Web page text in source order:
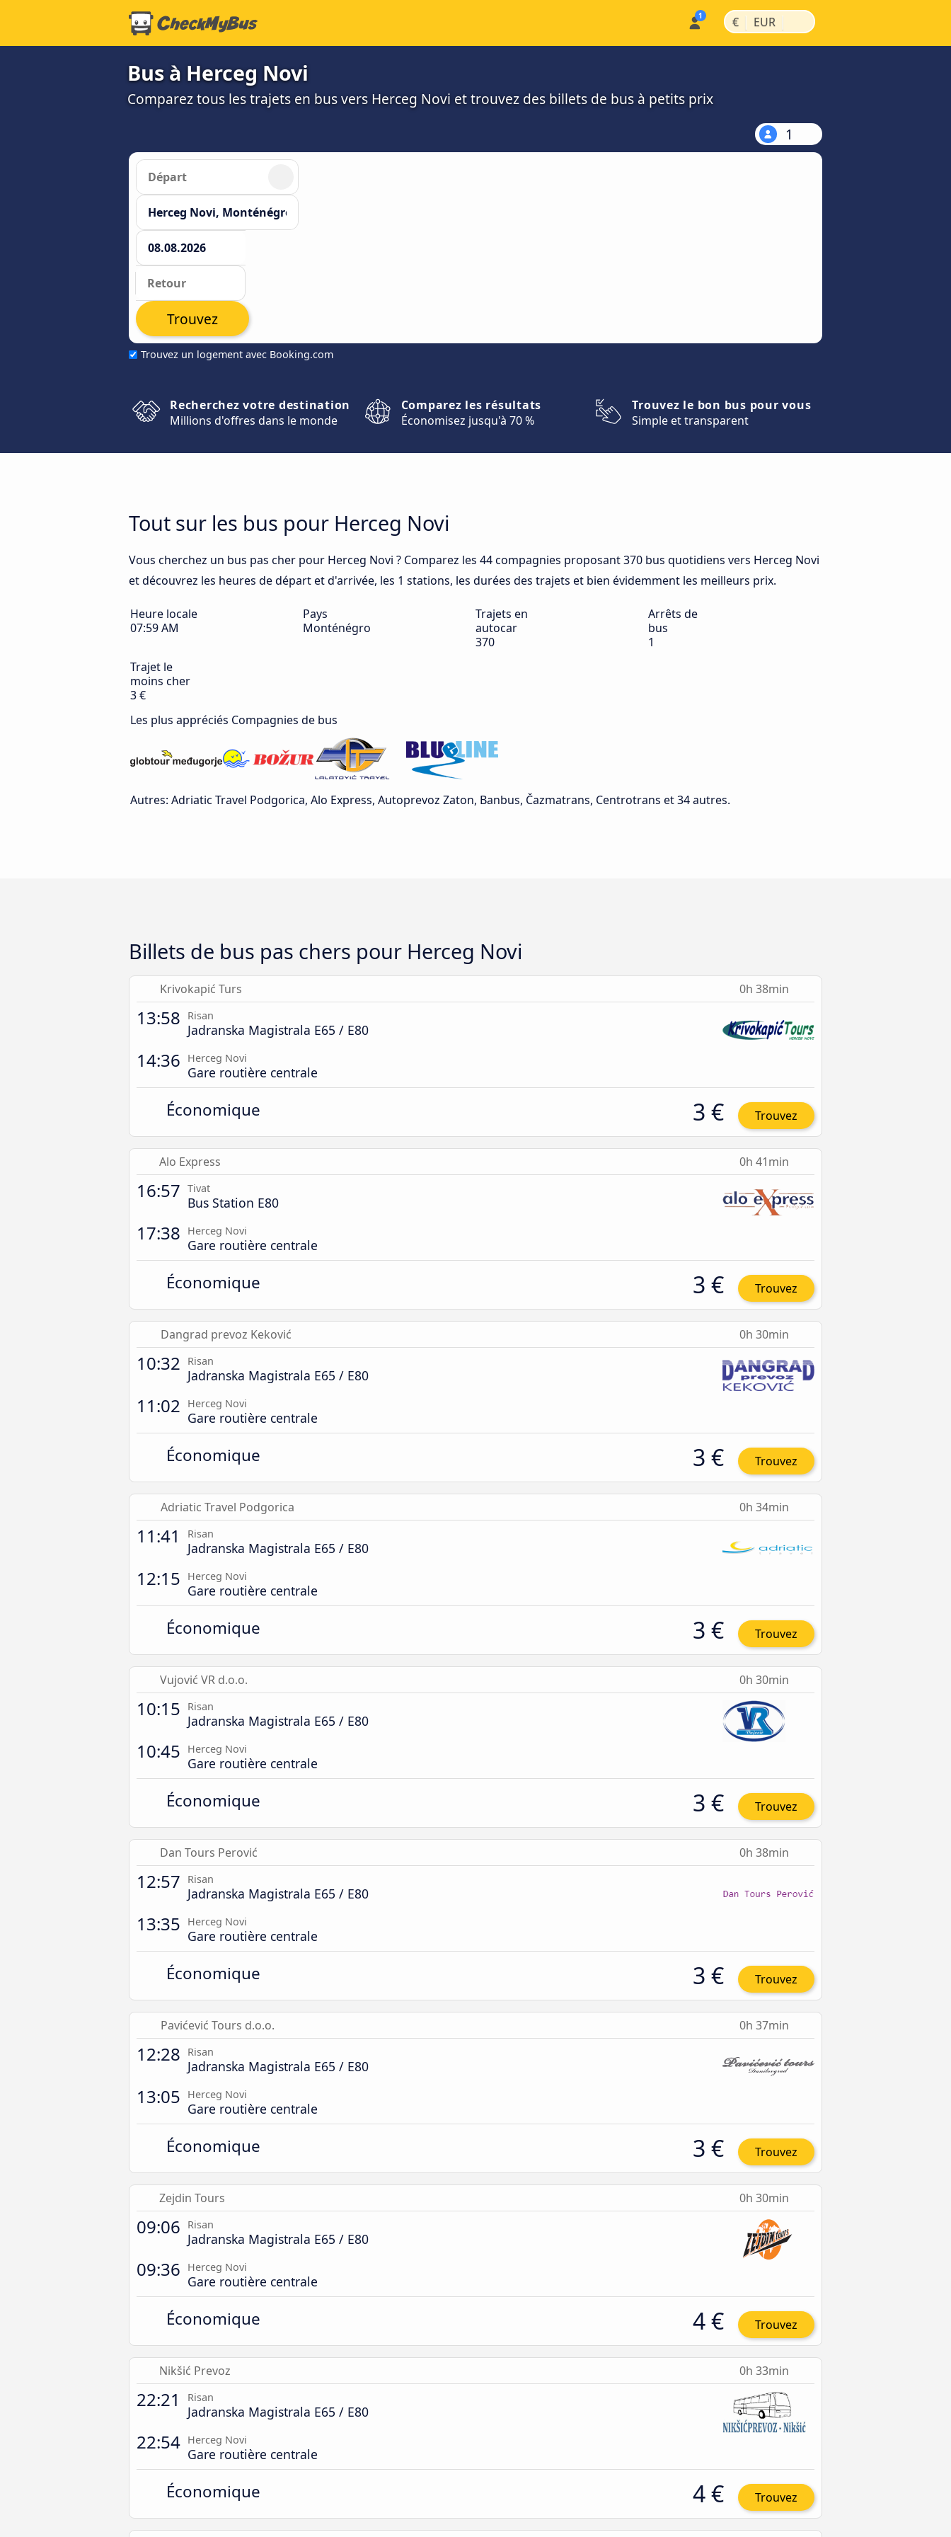
€ | EUR |
Bus à Herceg Novi
Comparez tous les trajets en bus vers Herceg Novi et trouvez des billets de bus à petits prix
1
Trouvez un logement avec Booking.com
Trouvez
Recherchez votre destination
Millions d'offres dans le monde
Comparez les résultats
Économisez jusqu'à 70 %
Trouvez le bon bus pour vous
Simple et transparent
Tout sur les bus pour Herceg Novi
Vous cherchez un bus pas cher pour Herceg Novi ? Comparez les 44 compagnies proposant 370 bus quotidiens vers Herceg Novi
et découvrez les heures de départ et d'arrivée, les 1 stations, les durées des trajets et bien évidemment les meilleurs prix.
Heure locale
07:59 AM
Pays
Monténégro
Trajets en
autocar
370
Arrêts de
bus
1
Trajet le
moins cher
3 €
Les plus appréciés Compagnies de bus
Autres: Adriatic Travel Podgorica, Alo Express, Autoprevoz Zaton, Banbus, Čazmatrans, Centrotrans et 34 autres.
Billets de bus pas chers pour Herceg Novi
Krivokapić Turs 0h 38min
13:58 Risan
Jadranska Magistrala E65 / E80
14:36 Herceg Novi
Gare routière centrale
Économique 3 € Trouvez
Alo Express 0h 41min
16:57 Tivat
Bus Station E80
17:38 Herceg Novi
Gare routière centrale
Économique 3 € Trouvez
Dangrad prevoz Keković 0h 30min
10:32 Risan
Jadranska Magistrala E65 / E80
11:02 Herceg Novi
Gare routière centrale
Économique 3 € Trouvez
Adriatic Travel Podgorica 0h 34min
11:41 Risan
Jadranska Magistrala E65 / E80
12:15 Herceg Novi
Gare routière centrale
Économique 3 € Trouvez
Vujović VR d.o.o. 0h 30min
10:15 Risan
Jadranska Magistrala E65 / E80
10:45 Herceg Novi
Gare routière centrale
Économique 3 € Trouvez
Dan Tours Perović 0h 38min
12:57 Risan
Jadranska Magistrala E65 / E80
13:35 Herceg Novi
Gare routière centrale
Économique 3 € Trouvez
Pavićević Tours d.o.o. 0h 37min
12:28 Risan
Jadranska Magistrala E65 / E80
13:05 Herceg Novi
Gare routière centrale
Économique 3 € Trouvez
Zejdin Tours 0h 30min
09:06 Risan
Jadranska Magistrala E65 / E80
09:36 Herceg Novi
Gare routière centrale
Économique 4 € Trouvez
Nikšić Prevoz 0h 33min
22:21 Risan
Jadranska Magistrala E65 / E80
22:54 Herceg Novi
Gare routière centrale
Économique 4 € Trouvez